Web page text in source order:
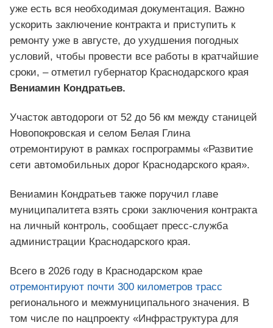
уже есть вся необходимая документация. Важно
ускорить заключение контракта и приступить к
ремонту уже в августе, до ухудшения погодных
условий, чтобы провести все работы в кратчайшие
сроки, – отметил губернатор Краснодарского края
Вениамин Кондратьев.
Участок автодороги от 52 до 56 км между станицей
Новопокровская и селом Белая Глина
отремонтируют в рамках госпрограммы «Развитие
сети автомобильных дорог Краснодарского края».
Вениамин Кондратьев также поручил главе
муниципалитета взять сроки заключения контракта
на личный контроль, сообщает пресс-служба
администрации Краснодарского края.
Всего в 2026 году в Краснодарском крае
отремонтируют почти 300 километров трасс
регионального и межмуниципального значения. В
том числе по нацпроекту «Инфраструктура для